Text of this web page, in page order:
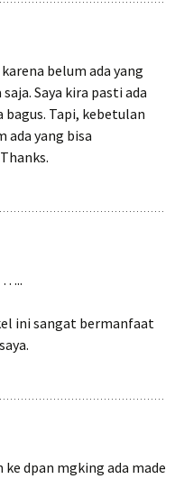
belum ada yang
Saya kira pasti ada
Tapi, kebetulan
ada yang bisa
…..
ini sangat bermanfaat
ke dpan mgking ada made